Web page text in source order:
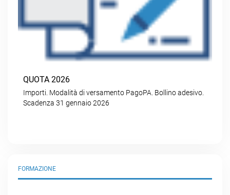
QUOTA 2026
Importi. Modalità di versamento PagoPA. Bollino adesivo.
Scadenza 31 gennaio 2026
FORMAZIONE